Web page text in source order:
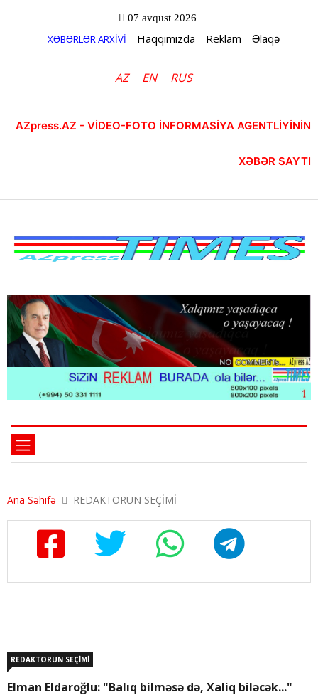
07 avqust 2026
XƏBƏRLƏR ARXİVİ Haqqımızda Reklam Əlaqə
AZ EN RUS
AZpress.AZ - VİDEO-FOTO İNFORMASİYA AGENTLİYİNİN
XƏBƏR SAYTI
Ana Səhifə REDAKTORUN SEÇİMİ
REDAKTORUN SEÇİMİ
Elman Eldaroğlu: "Balıq bilməsə də, Xaliq biləcək..."